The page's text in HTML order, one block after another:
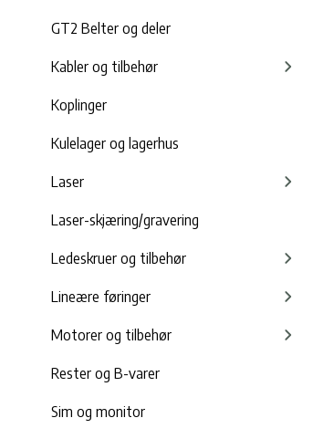
GT2 Belter og deler
Kabler og tilbehør
Koplinger
Kulelager og lagerhus
Laser
Laser-skjæring/gravering
Ledeskruer og tilbehør
Lineære føringer
Motorer og tilbehør
Rester og B-varer
Sim og monitor